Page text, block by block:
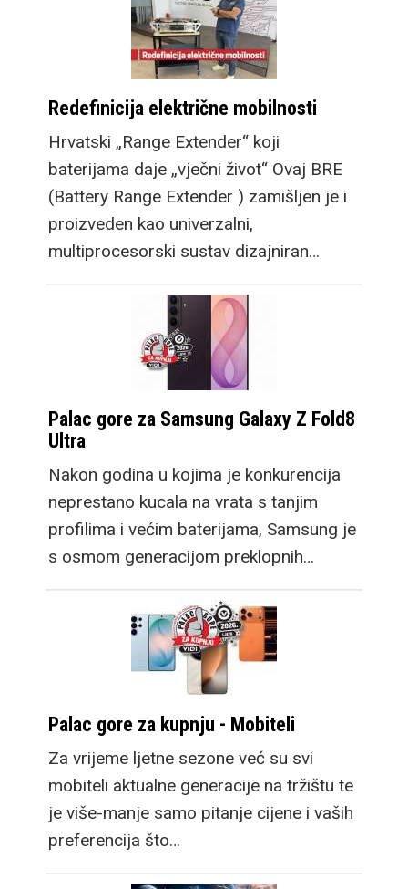
Redefinicija električne mobilnosti
Hrvatski „Range Extender“ koji
baterijama daje „vječni život“ Ovaj BRE
(Battery Range Extender ) zamišljen je i
proizveden kao univerzalni,
multiprocesorski sustav dizajniran…
Palac gore za Samsung Galaxy Z Fold8
Ultra
Nakon godina u kojima je konkurencija
neprestano kucala na vrata s tanjim
profilima i većim baterijama, Samsung je
s osmom generacijom preklopnih…
Palac gore za kupnju - Mobiteli
Za vrijeme ljetne sezone već su svi
mobiteli aktualne generacije na tržištu te
je više-manje samo pitanje cijene i vaših
preferencija što…